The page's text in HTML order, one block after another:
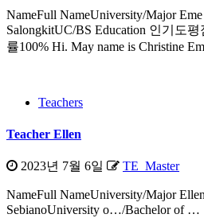
NameFull NameUniversity/Major
SalongkitUC/BS Education 인기
률100% Hi. May name is Christine
Teachers
Teacher Ellen
2023년 7월 6일 TE_Master
NameFull NameUniversity/Major
SebianoUniversity o…/Bachelor